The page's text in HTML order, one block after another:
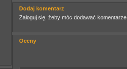
Dodaj komentarz
Zaloguj się, żeby móc dodawać komentarze.
Oceny